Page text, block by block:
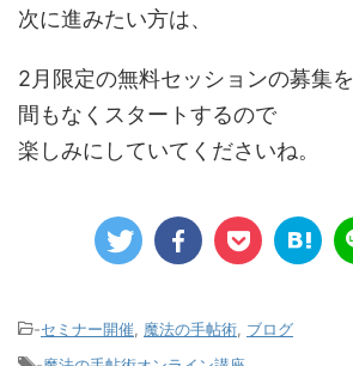
次に進みたい方は、
2月限定の無料セッションの募集を
間もなくスタートするので
楽しみにしていてくださいね。
-セミナー開催 魔法の手帖術 ブログ